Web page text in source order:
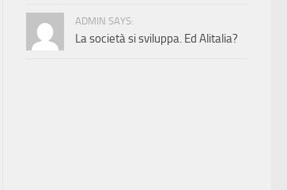
ADMIN SAYS:
La società si sviluppa. Ed Alitalia?